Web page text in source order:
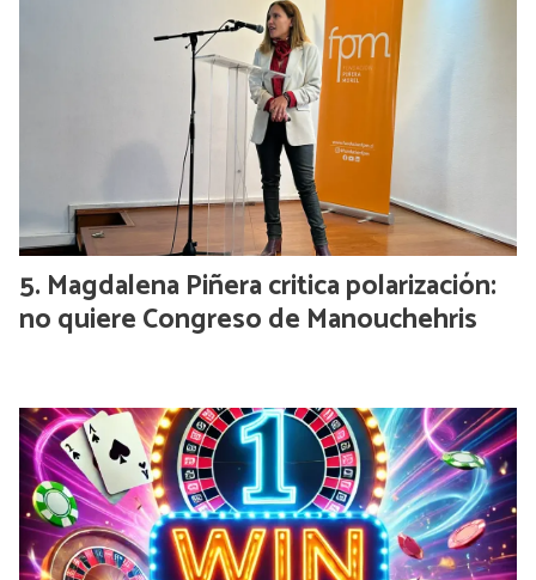
Magdalena Piñera critica polarización:
no quiere Congreso de Manouchehris